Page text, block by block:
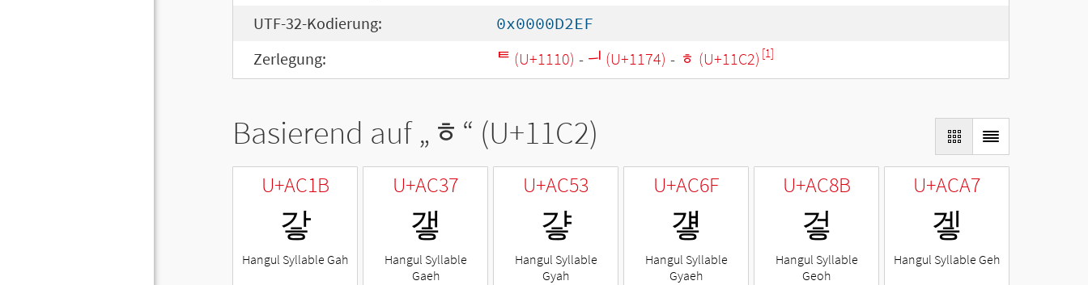
UTF-32-Kodierung:
0x0000D2EF
Zerlegung:
ᄐ (U+1110) - ᅴ (U+1174) - ᇂ (U+11C2) [1]
Basierend auf „ ᇂ “ (U+11C2)
U+AC1B
갛
Hangul Syllable Gah
U+AC37
갷
Hangul Syllable
Gaeh
U+AC53
걓
Hangul Syllable
Gyah
U+AC6F
걯
Hangul Syllable
Gyaeh
U+AC8B
겋
Hangul Syllable
Geoh
U+ACA7
겧
Hangul Syllable Geh